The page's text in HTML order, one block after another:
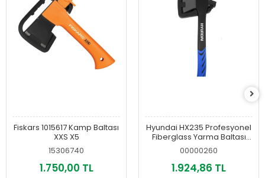
Fiskars 1015617 Kamp Baltası
XXS X5
15306740
1.750,00 TL
Hyundai HX235 Profesyonel
Fiberglass Yarma Baltası
61CM
00000260
1.924,86 TL